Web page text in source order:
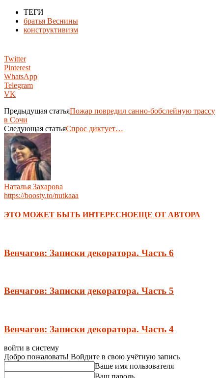
ТЕГИ
братья Веснины
конструктивизм
Twitter
Pinterest
WhatsApp
Telegram
VK
Предыдущая статьяПожар повредил санно-бобслейную трассу
в Сочи
Следующая статьяСпрос диктует…
Наталья Захарова
https://boosty.to/nutkaaa
ЭТО МОЖЕТ БЫТЬ ИНТЕРЕСНОЕЩЕ ОТ АВТОРА
Венчагов: Записки декоратора. Часть 6
Венчагов: Записки декоратора. Часть 5
Венчагов: Записки декоратора. Часть 4
войти в систему
Добро пожаловать! Войдите в свою учётную запись
Ваше имя пользователя